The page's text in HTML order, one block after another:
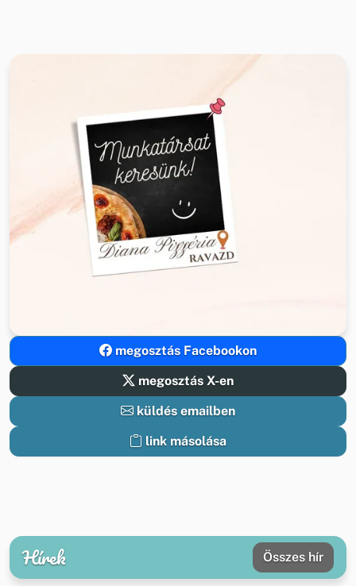
megosztás Facebookon
megosztás X-en
küldés emailben
link másolása
Hírek Összes hír